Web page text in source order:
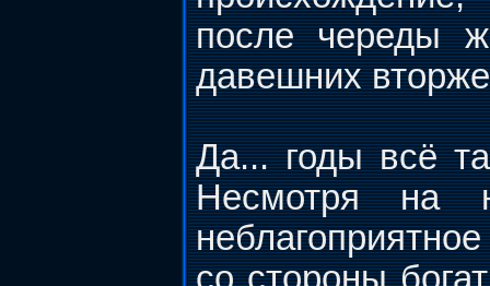
после череды
давешних
Да... годы всё
Несмотря на